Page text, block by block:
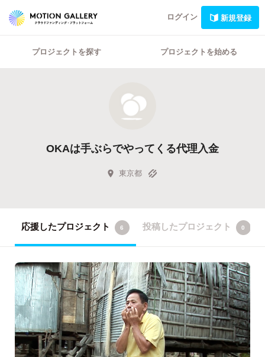
ログイン 新規登録
プロジェクトを探す プロジェクトを始める
OKAは手ぶらでやってくる代理入金
東京都
応援したプロジェクト 6 投稿したプロジェクト 0